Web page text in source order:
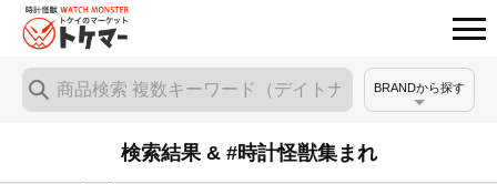
BRANDから探す
検索結果 & #時計怪獣集まれ